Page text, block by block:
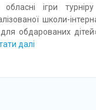
ігри
школи-
обдарованих
далі